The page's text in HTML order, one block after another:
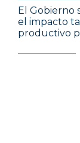
El Gobierno
el impacto
productivo